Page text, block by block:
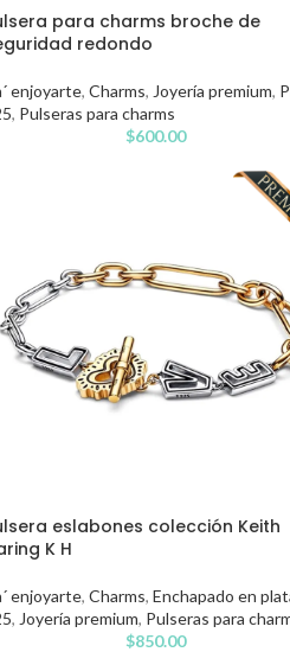
para charms broche de
redondo
enjoyarte, Charms, Joyería premium,
, Pulseras para charms
$600.00
eslabones colección Keith
K H
enjoyarte, Charms, Enchapado en
, Joyería premium, Pulseras para
$850.00